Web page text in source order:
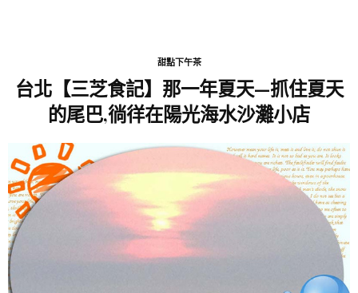
甜點下午茶
台北【三芝食記】那一年夏天—抓住夏天
的尾巴,徜徉在陽光海水沙灘小店